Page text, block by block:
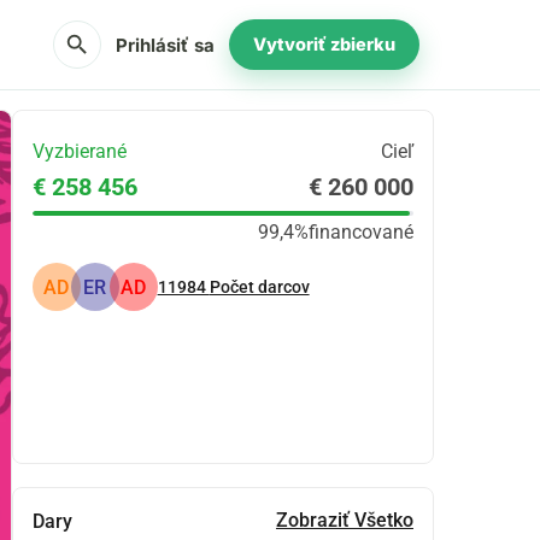
search Prihlásiť sa Vytvoriť zbierku
Vyzbierané Cieľ
€ 258 456 € 260 000
99,4%financované
AD ER AD 11984 Počet darcov
Dary Zobraziť Všetko